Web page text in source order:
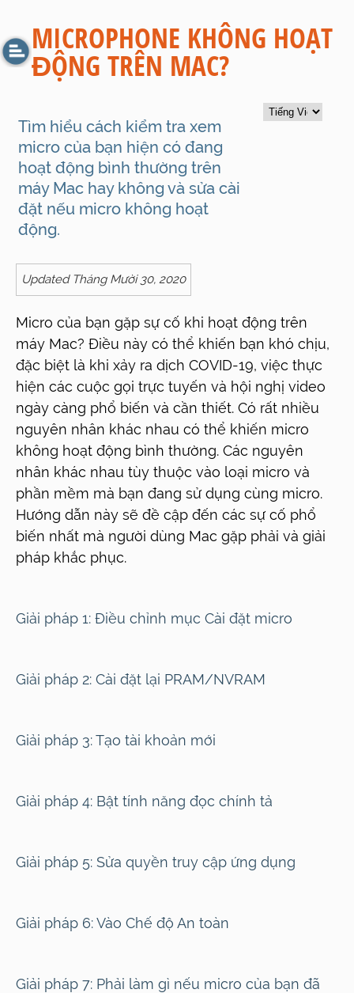
MICROPHONE KHÔNG HOẠT
ĐỘNG TRÊN MAC?
Tìm hiểu cách kiểm tra xem
micro của bạn hiện có đang
hoạt động bình thường trên
máy Mac hay không và sửa cài
đặt nếu micro không hoạt
động.
Updated Tháng Mười 30, 2020
Micro của bạn gặp sự cố khi hoạt động trên
máy Mac? Điều này có thể khiến bạn khó chịu,
đặc biệt là khi xảy ra dịch COVID-19, việc thực
hiện các cuộc gọi trực tuyến và hội nghị video
ngày càng phổ biến và cần thiết. Có rất nhiều
nguyên nhân khác nhau có thể khiến micro
không hoạt động bình thường. Các nguyên
nhân khác nhau tùy thuộc vào loại micro và
phần mềm mà bạn đang sử dụng cùng micro.
Hướng dẫn này sẽ đề cập đến các sự cố phổ
biến nhất mà người dùng Mac gặp phải và giải
pháp khắc phục.
Giải pháp 1: Điều chỉnh mục Cài đặt micro
Giải pháp 2: Cài đặt lại PRAM/NVRAM
Giải pháp 3:Tạo tài khoản mới
Giải pháp 4: Bật tính năng đọc chính tả
Giải pháp 5: Sửa quyền truy cập ứng dụng
Giải pháp 6:Vào Chế độ An toàn
Giải pháp 7: Phải làm gì nếu micro của bạn đã